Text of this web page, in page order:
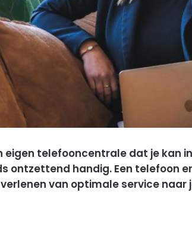
eigen telefooncentrale dat je kan
ontzettend handig. Een telefoon
van optimale service naar